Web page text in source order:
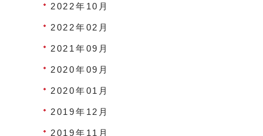
2022年10月
2022年02月
2021年09月
2020年09月
2020年01月
2019年12月
2019年11月